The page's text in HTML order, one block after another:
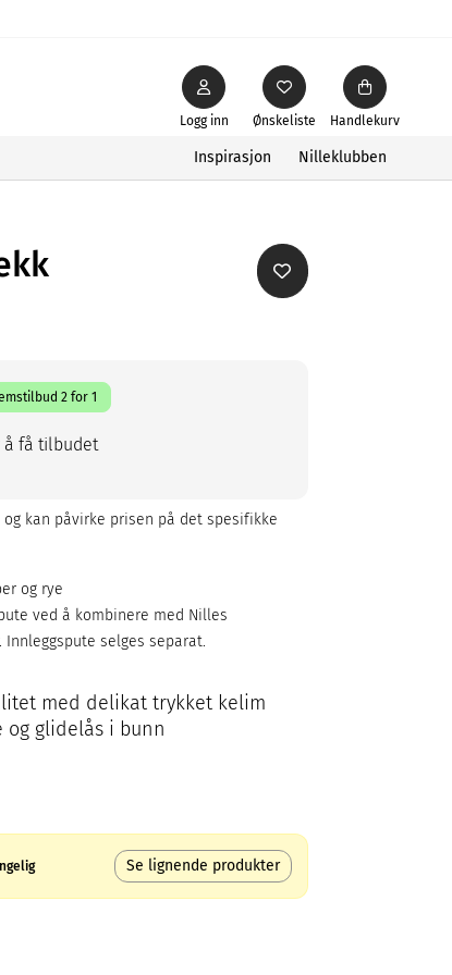
Ønskeliste
Logg inn Handlekurv
Inspirasjon Nilleklubben
2 for 1
å få tilbudet
kan påvirke prisen på det spesifikke
og rye
ved å kombinere med Nilles
selges separat.
med delikat trykket kelim
og glidelås i bunn
Se lignende produkter